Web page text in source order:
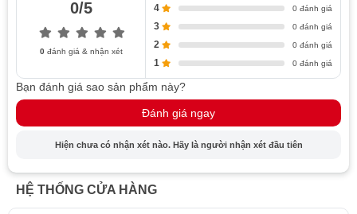
khóa hoạt động trơn tru.
Kassler KL-878F APP tương thích với độ dày cửa từ
40~90mm và đố cửa tối thiểu 80mm, khoảng cách cửa -
khung cửa tối thiểu 3mm, đáp ứng đa dạng nhu cầu lắp
đặt cho các loại cửa phổ biến hiện nay. Việc nâng cấp hệ
thống an ninh cho ngôi nhà trở nên đơn giản và thuận
tiện hơn bao giờ hết mà không gây ra bất kỳ sự cản trở
nào về mặt kỹ thuật hay làm ảnh hưởng đến tính thẩm mỹ
Phương thức mở khóa của Kassler KL-878F
0/5
0đánh giá & nhận xét
4 0 đánh giá
3 0 đánh giá
2 0 đánh giá
1 0 đánh giá
Bạn đánh giá sao sản phẩm này?
Đánh giá ngay
Hiện chưa có nhận xét nào. Hãy là người nhận xét đầu tiên
HỆ THỐNG CỬA HÀNG